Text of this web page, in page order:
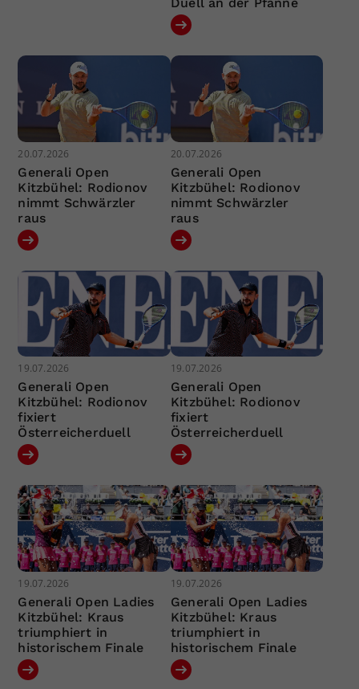
20.07.2026
Generali Open
Kitzbühel: Rodionov
nimmt Schwärzler
raus
20.07.2026
Generali Open
Kitzbühel: Rodionov
nimmt Schwärzler
raus
19.07.2026
Generali Open
Kitzbühel: Rodionov
fixiert
Österreicherduell
19.07.2026
Generali Open
Kitzbühel: Rodionov
fixiert
Österreicherduell
19.07.2026
Generali Open Ladies
Kitzbühel: Kraus
triumphiert in
historischem Finale
19.07.2026
Generali Open Ladies
Kitzbühel: Kraus
triumphiert in
historischem Finale